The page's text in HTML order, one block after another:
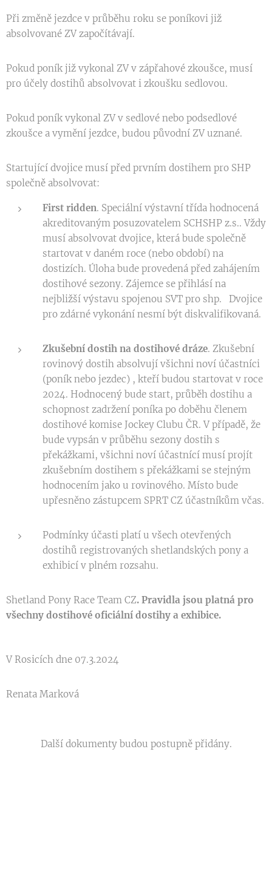
Při změně jezdce v průběhu roku se poníkovi již
absolvované ZV započítávají.
Pokud poník již vykonal ZV v zápřahové zkoušce, musí
pro účely dostihů absolvovat i zkoušku sedlovou.
Pokud poník vykonal ZV v sedlové nebo podsedlové
zkoušce a vymění jezdce, budou původní ZV uznané.
Startující dvojice musí před prvním dostihem pro SHP
společně absolvovat:
First ridden. Speciální výstavní třída hodnocená
akreditovaným posuzovatelem SCHSHP z.s.. Vždy
musí absolvovat dvojice, která bude společně
startovat v daném roce (nebo období) na
dostizích. Úloha bude provedená před zahájením
dostihové sezony. Zájemce se přihlásí na
nejbližší výstavu spojenou SVT pro shp. Dvojice
pro zdárné vykonání nesmí být diskvalifikovaná.
Zkušební dostih na dostihové dráze. Zkušební
rovinový dostih absolvují všichni noví účastníci
(poník nebo jezdec) , kteří budou startovat v roce
2024. Hodnocený bude start, průběh dostihu a
schopnost zadržení poníka po doběhu členem
dostihové komise Jockey Clubu ČR. V případě, že
bude vypsán v průběhu sezony dostih s
překážkami, všichni noví účastnící musí projít
zkušebním dostihem s překážkami se stejným
hodnocením jako u rovinového. Místo bude
upřesněno zástupcem SPRT CZ účastníkům včas.
Podmínky účasti platí u všech otevřených
dostihů registrovaných shetlandských pony a
exhibicí v plném rozsahu.
Shetland Pony Race Team CZ. Pravidla jsou platná pro
všechny dostihové oficiální dostihy a exhibice.
V Rosicích dne 07.3.2024
Renata Marková
Další dokumenty budou postupně přidány.